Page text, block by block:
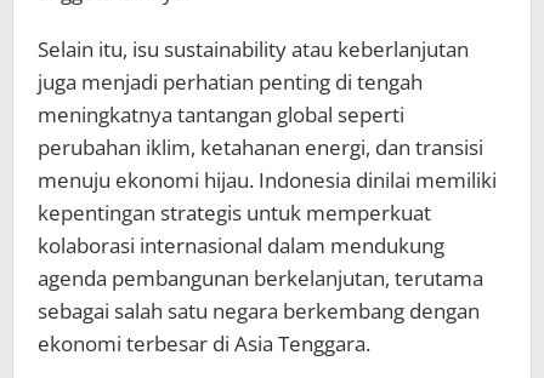
Selain itu, isu sustainability atau keberlanjutan
juga menjadi perhatian penting di tengah
meningkatnya tantangan global seperti
perubahan iklim, ketahanan energi, dan transisi
menuju ekonomi hijau. Indonesia dinilai memiliki
kepentingan strategis untuk memperkuat
kolaborasi internasional dalam mendukung
agenda pembangunan berkelanjutan, terutama
sebagai salah satu negara berkembang dengan
ekonomi terbesar di Asia Tenggara.